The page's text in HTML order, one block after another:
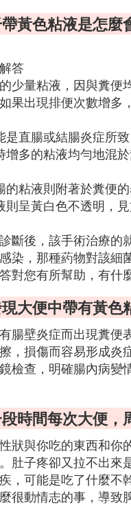
黃色粘液是怎麼
答
少量粘液，因與糞便
果出現排便次數增多
是直腸或結腸炎症所致
增多的粘液均勻地混
的粘液則附著於糞便
則呈黃白色不透明，
斷後，該手術治療的
染，那種葯物對該細
對您有所幫助，有什
大便中帶有黃色
腸壁炎症而出現糞便
，損傷而容易形成炎
檢查，明確腸內病變
時間每次大便，
狀與你吃的東西和你
肚子疼卻又拉不出來
，可能是吃了什麼不
很動情志的事，導致